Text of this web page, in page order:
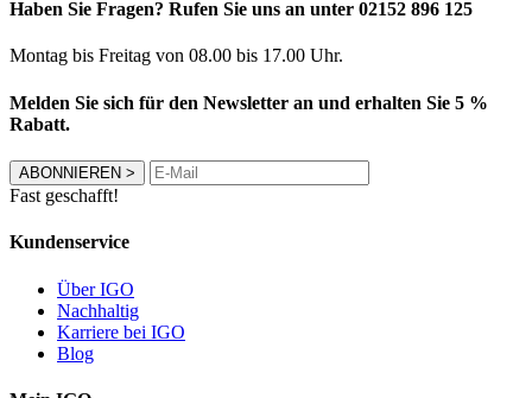
Haben Sie Fragen? Rufen Sie uns an unter 02152 896 125
Montag bis Freitag von 08.00 bis 17.00 Uhr.
Melden Sie sich für den Newsletter an und erhalten Sie 5 %
Rabatt.
ABONNIEREN >
Fast geschafft!
Kundenservice
Über IGO
Nachhaltig
Karriere bei IGO
Blog